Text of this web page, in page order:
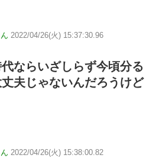
2022/04/26(火) 15:37:30.96
ならいざしらず今頃分る
夫じゃないんだろうけど
2022/04/26(火) 15:38:00.82